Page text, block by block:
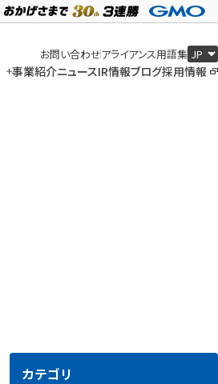
事業紹介ニュースIR情報ブログ採用情報
お問い合わせアライアンス用語集
カテゴリ